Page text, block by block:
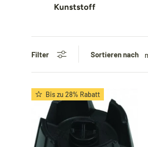
Kunststoff
Filter Sortieren nach
Bis zu 28% Rabatt